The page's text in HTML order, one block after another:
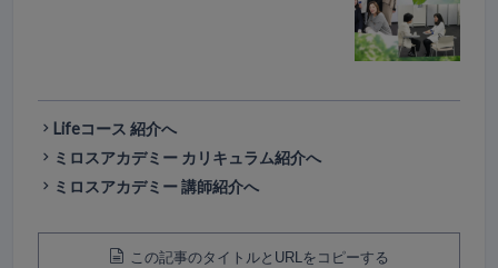
Lifeコース 紹介へ
ミロスアカデミー カリキュラム紹介へ
ミロスアカデミー 講師紹介へ
この記事のタイトルとURLをコピーする